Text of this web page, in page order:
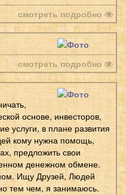
смотреть подробно
смотреть подробно
основе, инвесторов,
услуги, в плане развития
кому нужна помощь,
предложить свои
денежном обмене.
Ищу Друзей, Людей
тем чем, я занимаюсь.